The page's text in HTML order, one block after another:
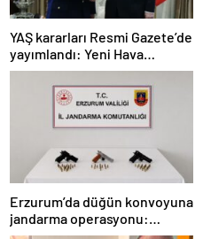
YAŞ kararları Resmi Gazete’de
yayımlandı: Yeni Hava
Kuvvetleri Komutanı
Orgeneral Rafet Dalkıran
Erzurum’da düğün konvoyuna
jandarma operasyonu:
Silahlar ele geçirildi, ağır